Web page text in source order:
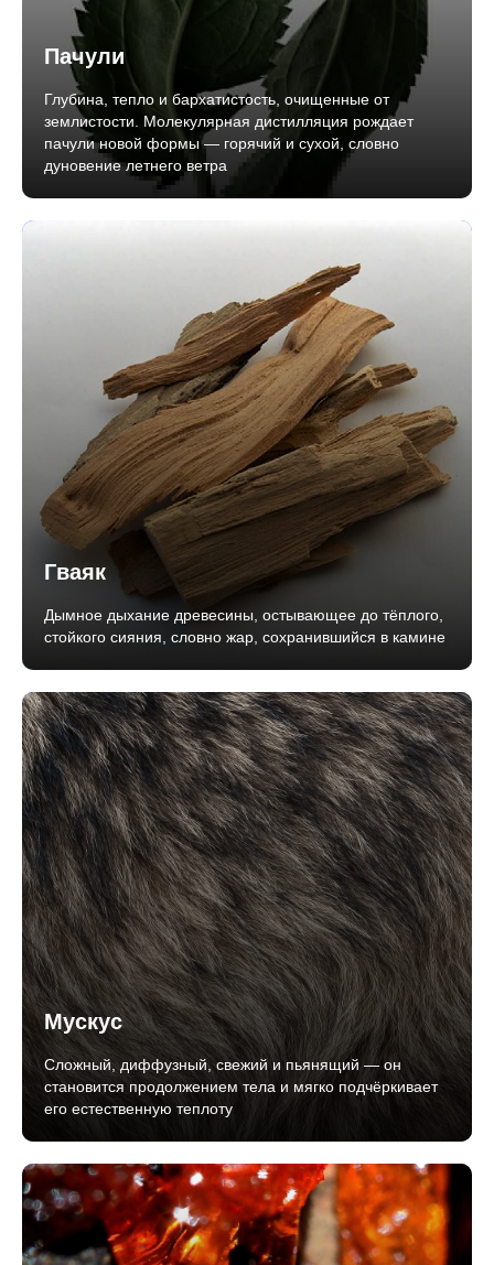
Пачули
Глубина, тепло и бархатистость, очищенные от
землистости. Молекулярная дистилляция рождает
пачули новой формы — горячий и сухой, словно
дуновение летнего ветра
Гваяк
Дымное дыхание древесины, остывающее до тёплого,
стойкого сияния, словно жар, сохранившийся в камине
Мускус
Сложный, диффузный, свежий и пьянящий — он
становится продолжением тела и мягко подчёркивает
его естественную теплоту
Мудборды ароматов VORONOI-
способ понять атмосферу и
настроение запахов, когда одних слов